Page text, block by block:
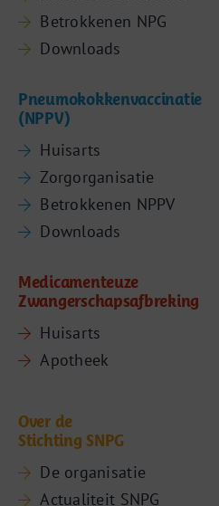
Betrokkenen NPG
Downloads
Pneumokokkenvaccinatie
(NPPV)
Huisarts
Zorgorganisatie
Betrokkenen NPPV
Downloads
Medicamenteuze
Zwangerschapsafbreking
Huisarts
Apotheek
Over de
Stichting SNPG
De organisatie
Actualiteit SNPG